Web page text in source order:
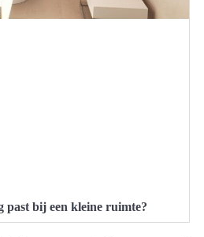
past bij een kleine ruimte?